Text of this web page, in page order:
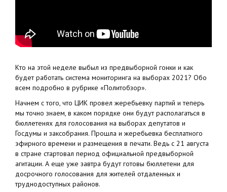
Кто на этой неделе выбыл из предвыборной гонки и как
будет работать система мониторинга на выборах 2021? Обо
всем подробно в рубрике «Политобзор».
Начнем с того, что ЦИК провел жеребьевку партий и теперь
мы точно знаем, в каком порядке они будут располагаться в
бюллетенях для голосования на выборах депутатов и
Госдумы и заксобрания. Прошла и жеребьевка бесплатного
эфирного времени и размещения в печати. Ведь с 21 августа
в стране стартовал период официальной предвыборной
агитации. А еще уже завтра будут готовы бюллетени для
досрочного голосования для жителей отдаленных и
труднодоступных районов.